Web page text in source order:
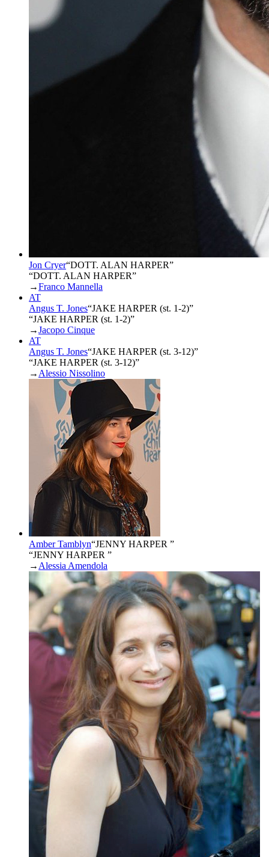
Jon Cryer“DOTT. ALAN HARPER”
“DOTT. ALAN HARPER”
→Franco Mannella
AT
Angus T. Jones“JAKE HARPER (st. 1-2)”
“JAKE HARPER (st. 1-2)”
→Jacopo Cinque
AT
Angus T. Jones“JAKE HARPER (st. 3-12)”
“JAKE HARPER (st. 3-12)”
→ Alessio Nissolino
Amber Tamblyn“JENNY HARPER ”
“JENNY HARPER ”
→ Alessia Amendola